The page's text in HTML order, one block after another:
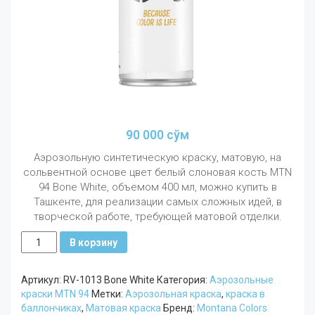
90 000 сўм
Аэрозольную синтетическую краску, матовую, на
сольвентной основе цвет белый слоновая кость MTN
94 Bone White, объемом 400 мл, можно купить в
Ташкенте, для реализации самых сложных идей, в
творческой работе, требующей матовой отделки.
Количество
MTN
400
мл
Белый
В корзину
Артикул: RV-1013 Bone White Категория: Аэрозольные
краски MTN 94 Метки: Аэрозольная краска, краска в
баллончиках, Матовая краска Бренд: Montana Colors